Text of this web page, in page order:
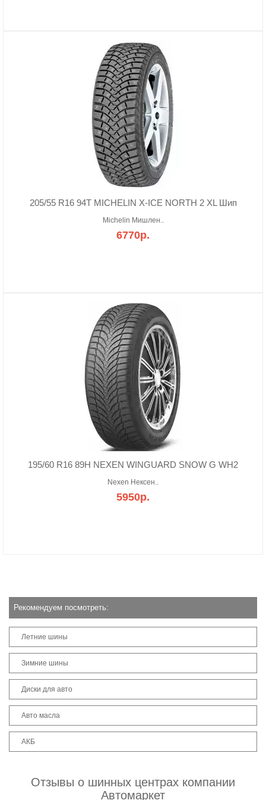
205/55 R16 94T MICHELIN X-ICE NORTH 2 XL Шип
Michelin Мишлен..
6770р.
195/60 R16 89H NEXEN WINGUARD SNOW G WH2
Nexen Нексен..
5950р.
Рекомендуем посмотреть:
Летние шины
Зимние шины
Диски для авто
Авто масла
АКБ
Отзывы о шинных центрах компании
Автомаркет